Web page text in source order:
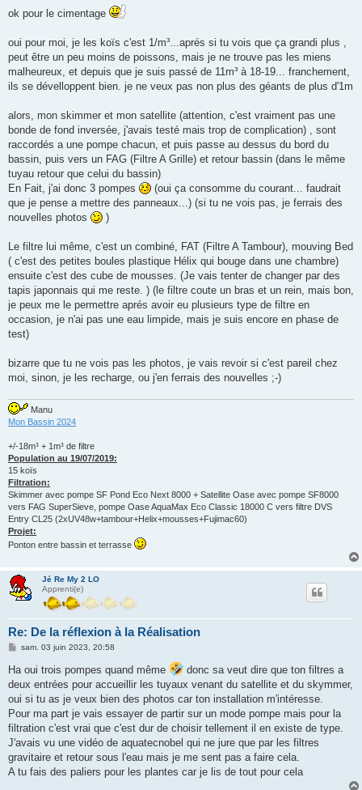
ok pour le cimentage
oui pour moi, je les koïs c'est 1/m³...aprés si tu vois que ça grandi plus ,
peut être un peu moins de poissons, mais je ne trouve pas les miens
malheureux, et depuis que je suis passé de 11m³ à 18-19... franchement,
ils se dévelloppent bien. je ne veux pas non plus des géants de plus d'1m
alors, mon skimmer et mon satellite (attention, c'est vraiment pas une
bonde de fond inversée, j'avais testé mais trop de complication) , sont
raccordés a une pompe chacun, et puis passe au dessus du bord du
bassin, puis vers un FAG (Filtre A Grille) et retour bassin (dans le même
tuyau retour que celui du bassin)
En Fait, j'ai donc 3 pompes
(oui ça consomme du courant... faudrait
que je pense a mettre des panneaux...) (si tu ne vois pas, je ferrais des
nouvelles photos
)
Le filtre lui même, c'est un combiné, FAT (Filtre A Tambour), mouving Bed
( c'est des petites boules plastique Hélix qui bouge dans une chambre)
ensuite c'est des cube de mousses. (Je vais tenter de changer par des
tapis japonnais qui me reste. ) (le filtre coute un bras et un rein, mais bon,
je peux me le permettre aprés avoir eu plusieurs type de filtre en
occasion, je n'ai pas une eau limpide, mais je suis encore en phase de
test)
bizarre que tu ne vois pas les photos, je vais revoir si c'est pareil chez
moi, sinon, je les recharge, ou j'en ferrais des nouvelles ;-)
Manu
Mon Bassin 2024
+/-18m³ + 1m³ de filtre
Population au 19/07/2019:
15 koïs
Filtration:
Skimmer avec pompe SF Pond Eco Next 8000 + Satellite Oase avec pompe SF8000
vers FAG SuperSieve, pompe Oase AquaMax Eco Classic 18000 C vers filtre DVS
Entry CL25 (2xUV48w+tambour+Helix+mousses+Fujimac60)
Projet:
Ponton entre bassin et terrasse
Jé Re My 2 LO
Apprenti(e)
Re: De la réflexion à la Réalisation
M
s
a
g
e
sam. 03 juin 2023, 20:58
Ha oui trois pompes quand même
donc sa veut dire que ton filtres a
deux entrées pour accueillir les tuyaux venant du satellite et du skymmer,
oui si tu as je veux bien des photos car ton installation m'intéresse.
Pour ma part je vais essayer de partir sur un mode pompe mais pour la
filtration c'est vrai que c'est dur de choisir tellement il en existe de type.
J'avais vu une vidéo de aquatecnobel qui ne jure que par les filtres
gravitaire et retour sous l'eau mais je me sent pas a faire cela.
A tu fais des paliers pour les plantes car je lis de tout pour cela